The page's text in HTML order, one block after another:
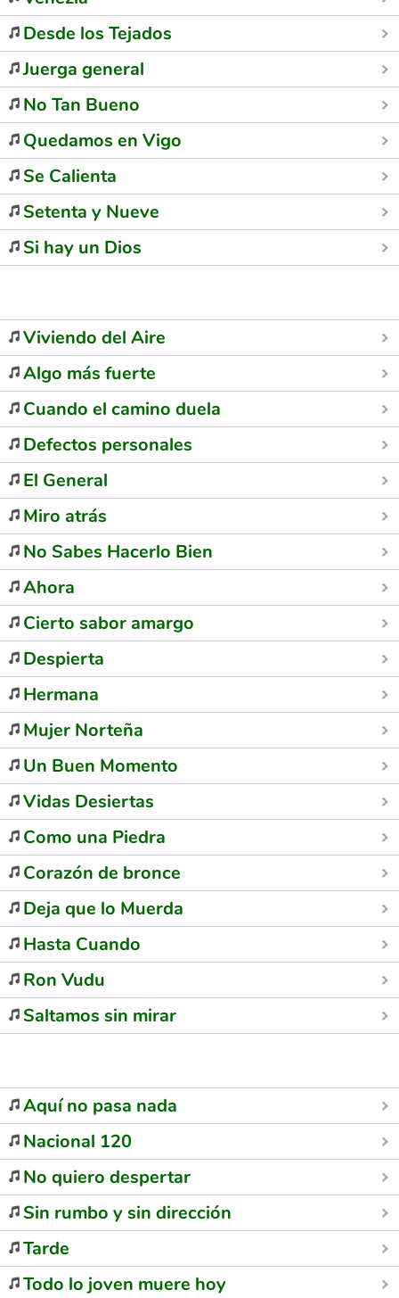
Desde los Tejados
Juerga general
No Tan Bueno
Quedamos en Vigo
Se Calienta
Setenta y Nueve
Si hay un Dios
Viviendo del Aire
Algo más fuerte
Cuando el camino duela
Defectos personales
El General
Miro atrás
No Sabes Hacerlo Bien
Ahora
Cierto sabor amargo
Despierta
Hermana
Mujer Norteña
Un Buen Momento
Vidas Desiertas
Como una Piedra
Corazón de bronce
Deja que lo Muerda
Hasta Cuando
Ron Vudu
Saltamos sin mirar
Aquí no pasa nada
Nacional 120
No quiero despertar
Sin rumbo y sin dirección
Tarde
Todo lo joven muere hoy